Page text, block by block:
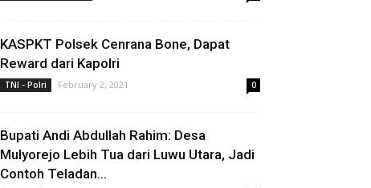
KASPKT Polsek Cenrana Bone, Dapat
Reward dari Kapolri
TNI - Polri February 2, 2021 0
Bupati Andi Abdullah Rahim: Desa
Mulyorejo Lebih Tua dari Luwu Utara, Jadi
Contoh Teladan...